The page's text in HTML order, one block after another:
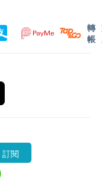
轉
帳
訂閱